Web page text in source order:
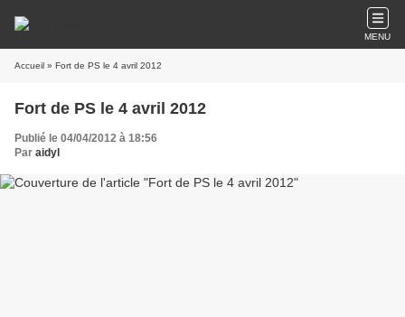
MENU
Accueil » Fort de PS le 4 avril 2012
Fort de PS le 4 avril 2012
Publié le 04/04/2012 à 18:56
Par aidyl